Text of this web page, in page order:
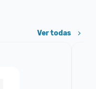
Ver todas